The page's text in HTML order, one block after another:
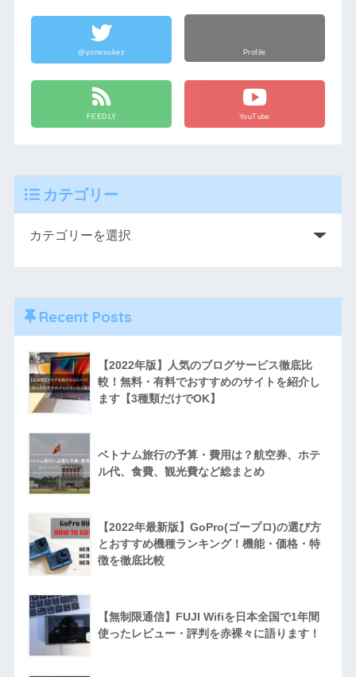
@yonesukez Profile
FEEDLY YouTube
カテゴリー
Recent Posts
【2022年版】人気のブログサービス徹底比
較！無料・有料でおすすめのサイトを紹介し
ます【3種類だけでOK】
ベトナム旅行の予算・費用は？航空券、ホテ
ル代、食費、観光費など総まとめ
【2022年最新版】GoPro(ゴープロ)の選び方
とおすすめ機種ランキング！機能・価格・特
徴を徹底比較
【無制限通信】FUJI Wifiを日本全国で1年間
使ったレビュー・評判を赤裸々に語ります！